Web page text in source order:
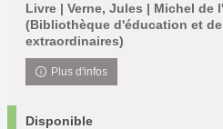
Livre | Verne, Jules | Michel de
(Bibliothèque d'éducation et
extraordinaires)
Plus d'infos
Disponible